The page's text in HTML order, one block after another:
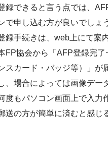
録できると言う点では、
で申し込む方が良いでしょ
録手続きは、web上にて案
FP協会から「AFP登録完了
スカード・バッジ等）」が
、場合によっては画像デー
度もパソコン画面上で入力
送の方が簡単に済むと感じ